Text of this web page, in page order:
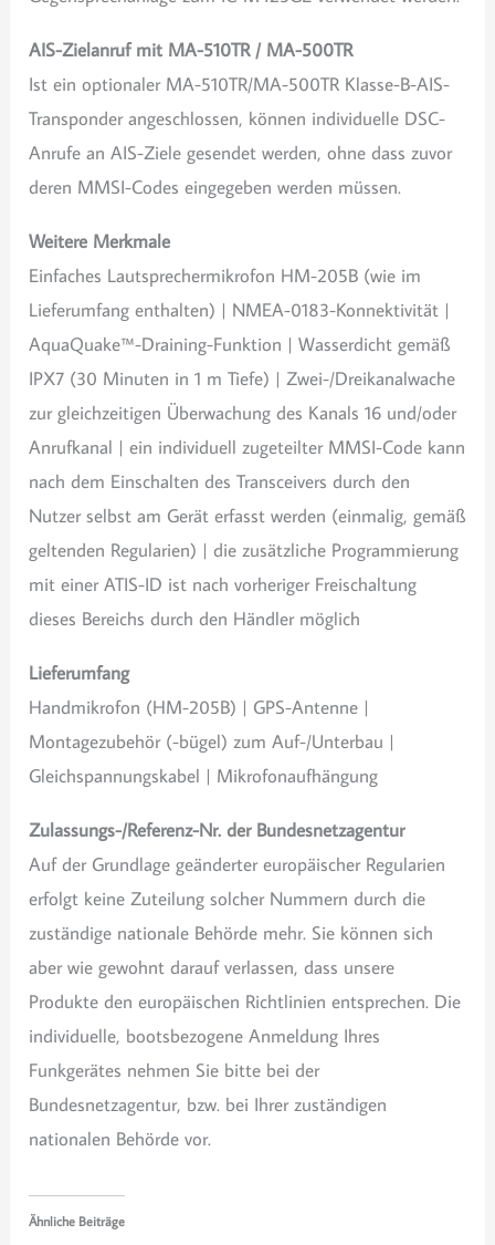
AIS-Zielanruf mit MA-510TR / MA-500TR
Ist ein optionaler MA-510TR/MA-500TR Klasse-B-AIS-
Transponder angeschlossen, können individuelle DSC-
Anrufe an AIS-Ziele gesendet werden, ohne dass zuvor
deren MMSI-Codes eingegeben werden müssen.
Weitere Merkmale
Einfaches Lautsprechermikrofon HM-205B (wie im
Lieferumfang enthalten) | NMEA-0183-Konnektivität |
AquaQuake™-Draining-Funktion | Wasserdicht gemäß
IPX7 (30 Minuten in 1 m Tiefe) | Zwei-/Dreikanalwache
zur gleichzeitigen Überwachung des Kanals 16 und/oder
Anrufkanal | ein individuell zugeteilter MMSI-Code kann
nach dem Einschalten des Transceivers durch den
Nutzer selbst am Gerät erfasst werden (einmalig, gemäß
geltenden Regularien) | die zusätzliche Programmierung
mit einer ATIS-ID ist nach vorheriger Freischaltung
dieses Bereichs durch den Händler möglich
Lieferumfang
Handmikrofon (HM-205B) | GPS-Antenne |
Montagezubehör (-bügel) zum Auf-/Unterbau |
Gleichspannungskabel | Mikrofonaufhängung
Zulassungs-/Referenz-Nr. der Bundesnetzagentur
Auf der Grundlage geänderter europäischer Regularien
erfolgt keine Zuteilung solcher Nummern durch die
zuständige nationale Behörde mehr. Sie können sich
aber wie gewohnt darauf verlassen, dass unsere
Produkte den europäischen Richtlinien entsprechen. Die
individuelle, bootsbezogene Anmeldung Ihres
Funkgerätes nehmen Sie bitte bei der
Bundesnetzagentur, bzw. bei Ihrer zuständigen
nationalen Behörde vor.
Ähnliche Beiträge